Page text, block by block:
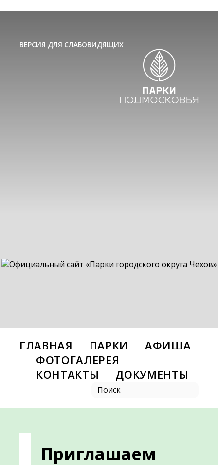
ВЕРСИЯ ДЛЯ СЛАБОВИДЯЩИХ
ГЛАВНАЯ ПАРКИ
АФИША
ФОТОГАЛЕРЕЯ
КОНТАКТЫ
ДОКУМЕНТЫ
Приглашаем